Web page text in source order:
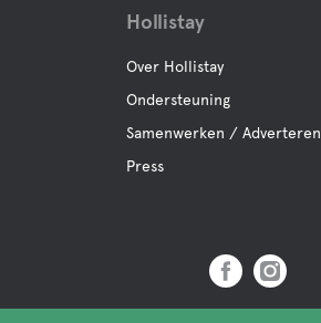
Rondleidingen
Hollistay
Over Hollistay
Ondersteuning
Samenwerken / Adverteren
Press